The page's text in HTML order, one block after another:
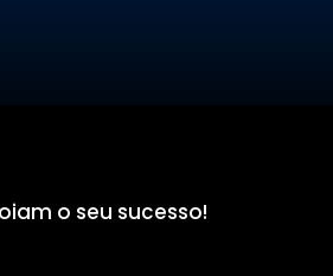
o seu sucesso!